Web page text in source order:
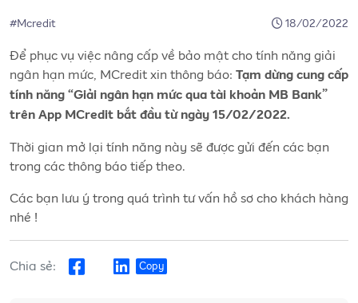
#Mcredit 18/02/2022
Để phục vụ việc nâng cấp về bảo mật cho tính năng giải
ngân hạn mức, MCredit xin thông báo: Tạm dừng cung cấp
tính năng “Giải ngân hạn mức qua tài khoản MB Bank”
trên App MCredit bắt đầu từ ngày 15/02/2022.
Thời gian mở lại tính năng này sẽ được gửi đến các bạn
trong các thông báo tiếp theo.
Các bạn lưu ý trong quá trình tư vấn hồ sơ cho khách hàng
nhé !
Chia sẻ: Copy